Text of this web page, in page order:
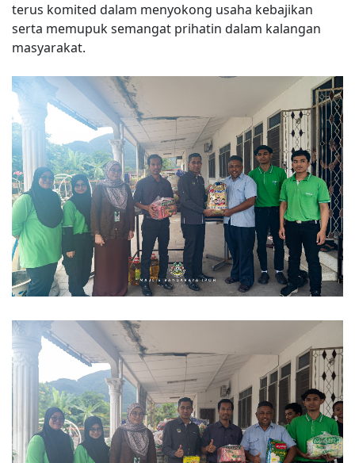
terus komited dalam menyokong usaha kebajikan
serta memupuk semangat prihatin dalam kalangan
masyarakat.